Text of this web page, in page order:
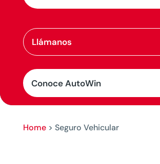
Llámanos
Conoce AutoWin
Home> Seguro Vehicular